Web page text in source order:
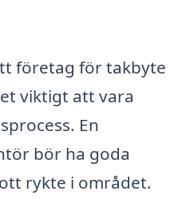
företag för takbyte
viktigt att vara
En
bör ha goda
rykte i området.